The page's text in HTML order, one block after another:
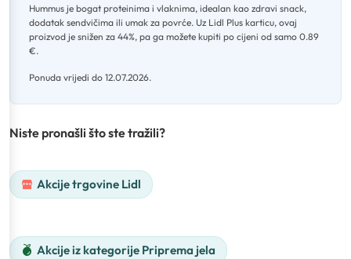
Hummus je bogat proteinima i vlaknima, idealan kao zdravi snack,
dodatak sendvičima ili umak za povrće. Uz Lidl Plus karticu, ovaj
proizvod je snižen za 44%, pa ga možete kupiti po cijeni od samo 0.89
€.
Ponuda vrijedi do 12.07.2026.
Niste pronašli što ste tražili?
Akcije trgovine Lidl
Akcije iz kategorije Priprema jela